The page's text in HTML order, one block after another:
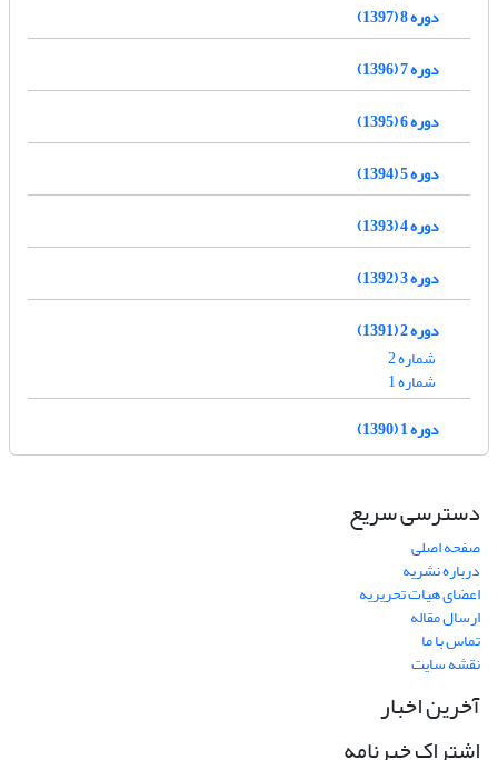
دوره 8 (1397)
دوره 7 (1396)
دوره 6 (1395)
دوره 5 (1394)
دوره 4 (1393)
دوره 3 (1392)
دوره 2 (1391)
شماره 2
شماره 1
دوره 1 (1390)
دسترسی سریع
صفحه اصلی
درباره نشریه
اعضای هیات تحریریه
ارسال مقاله
تماس با ما
نقشه سایت
آخرین اخبار
اشتراک خبرنامه